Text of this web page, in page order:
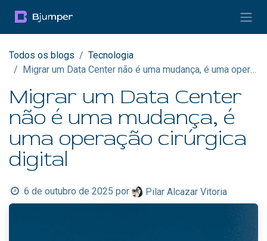
Todos os blogs
Tecnologia
Migrar um Data Center não é uma mudança, é uma operação cirúrgica digital
Migrar um Data Center
não é uma mudança, é
uma operação cirúrgica
digital
6 de outubro de 2025 por Pilar Alcazar Vitoria